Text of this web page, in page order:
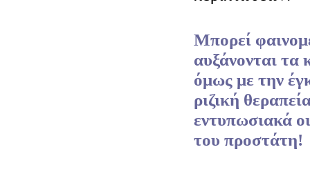
Μπορεί
αυξάνονται τα
όμως με την
ριζική
εντυπωσιακά
του προστάτη!